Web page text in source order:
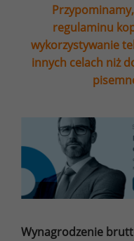
regulaminu
wykorzystywanie
innych celach niż
Wynagrodzenie